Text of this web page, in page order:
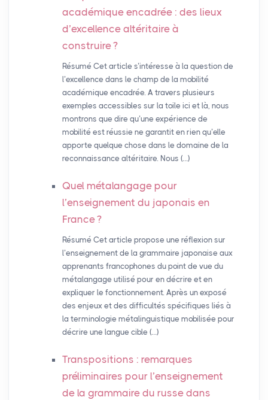
académique encadrée : des lieux
d’excellence altéritaire à
construire?
Résumé Cet article s’intéresse à la question de
l’excellence dans le champ de la mobilité
académique encadrée. A travers plusieurs
exemples accessibles sur la toile ici et là, nous
montrons que dire qu’une expérience de
mobilité est réussie ne garantit en rien qu’elle
apporte quelque chose dans le domaine de la
reconnaissance altéritaire. Nous (…)
Quel métalangage pour
l’enseignement du japonais en
France?
Résumé Cet article propose une réflexion sur
l’enseignement de la grammaire japonaise aux
apprenants francophones du point de vue du
métalangage utilisé pour en décrire et en
expliquer le fonctionnement. Après un exposé
des enjeux et des difficultés spécifiques liés à
la terminologie métalinguistique mobilisée pour
décrire une langue cible (…)
Transpositions : remarques
préliminaires pour l’enseignement
de la grammaire du russe dans